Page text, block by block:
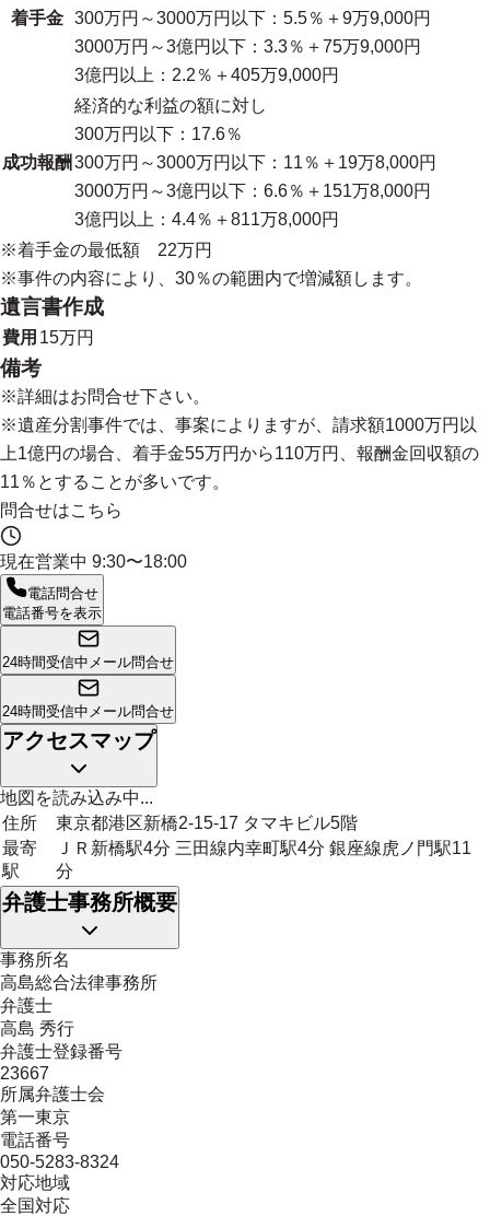
着手金 300万円～3000万円以下：5.5％＋9万9,000円
3000万円～3億円以下：3.3％＋75万9,000円
3億円以上：2.2％＋405万9,000円
成功報酬
経済的な利益の額に対し
300万円以下：17.6％
300万円～3000万円以下：11％＋19万8,000円
3000万円～3億円以下：6.6％＋151万8,000円
3億円以上：4.4％＋811万8,000円
※着手金の最低額 22万円
※事件の内容により、30％の範囲内で増減額します。
遺言書作成
費用 15万円
備考
※詳細はお問合せ下さい。
※遺産分割事件では、事案によりますが、請求額1000万円以
上1億円の場合、着手金55万円から110万円、報酬金回収額の
11％とすることが多いです。
問合せはこちら
現在営業中 9:30〜18:00
電話問合せ
電話番号を表示
24時間受信中 メール問合せ
24時間受信中 メール問合せ
アクセスマップ
地図を読み込み中...
住所
東京都港区新橋2-15-17 タマキビル5階
最寄
駅
ＪＲ新橋駅4分 三田線内幸町駅4分 銀座線虎ノ門駅11
分
弁護士事務所概要
事務所名
高島総合法律事務所
弁護士
高島 秀行
弁護士登録番号
23667
所属弁護士会
第一東京
電話番号
050-5283-8324
対応地域
全国対応